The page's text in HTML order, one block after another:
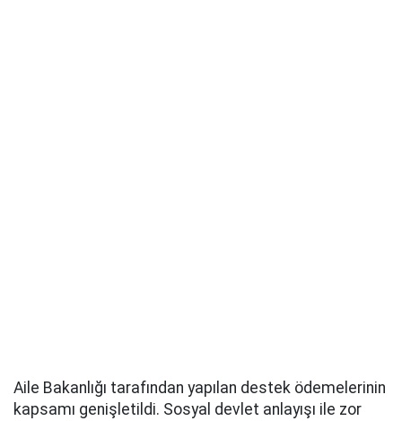
Aile Bakanlığı tarafından yapılan destek ödemelerinin
kapsamı genişletildi. Sosyal devlet anlayışı ile zor